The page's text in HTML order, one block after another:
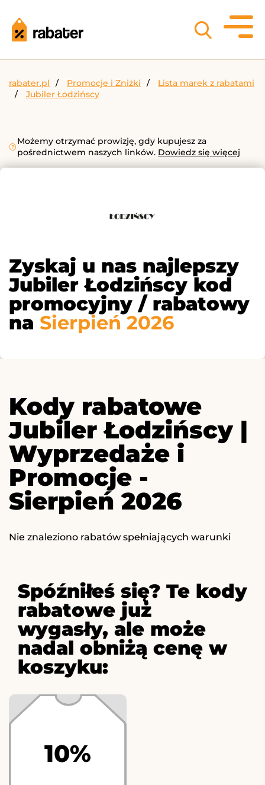
rabater.pl Promocje i Zniżki
Lista marek z rabatami
Jubiler Łodzińscy
Możemy otrzymać prowizję, gdy kupujesz za
pośrednictwem naszych linków. Dowiedz się więcej
Zyskaj u nas najlepszy
Jubiler Łodzińscy kod
promocyjny / rabatowy
na Sierpień 2026
Kody rabatowe
Jubiler Łodzińscy |
Wyprzedaże i
Promocje -
Sierpień 2026
Nie znaleziono rabatów spełniających warunki
Spóźniłeś się? Te kody
rabatowe już
wygasły, ale może
nadal obniżą cenę w
koszyku:
10%